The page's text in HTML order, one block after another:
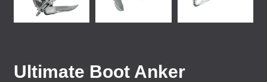
Ultimate Boot Anker